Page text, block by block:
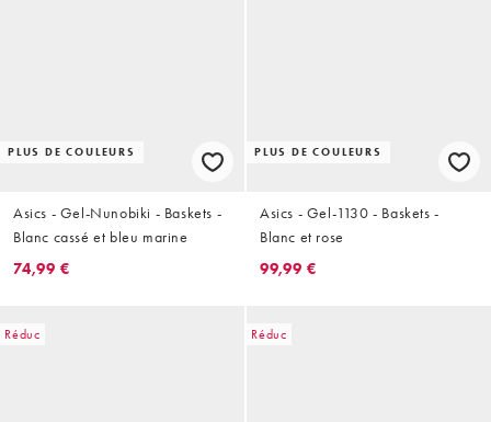
PLUS DE COULEURS
Asics - Gel-Nunobiki - Baskets -
Blanc cassé et bleu marine
74,99 €
PLUS DE COULEURS
Asics - Gel-1130 - Baskets -
Blanc et rose
99,99 €
Réduc Réduc